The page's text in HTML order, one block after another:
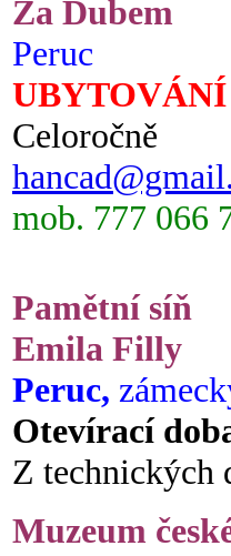
Za Dubem
Peruc
UBYTOVÁNÍ
Celoročně
mob. 777 066
Pamětní síň
Emila Filly
Peruc,
Otevírací
Z technických
Muzeum